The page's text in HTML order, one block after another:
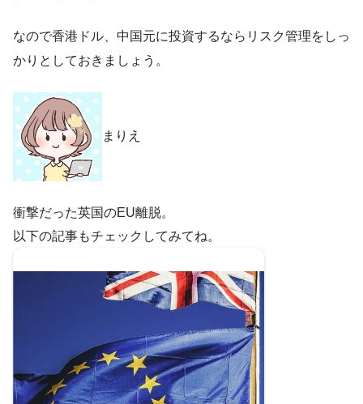
なので香港ドル、中国元に投資するならリスク管理をしっ
かりとしておきましょう。
まりえ
衝撃だった英国のEU離脱。
以下の記事もチェックしてみてね。